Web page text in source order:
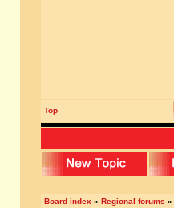
Top
Board index » Regional forums »